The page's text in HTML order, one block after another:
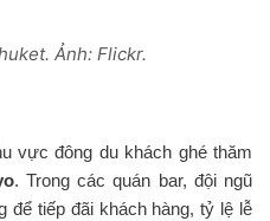
Ảnh: Flickr.
vực đông du khách ghé thăm
. Trong các quán bar, đội ngũ
để tiếp đãi khách hàng, tỷ lệ lễ